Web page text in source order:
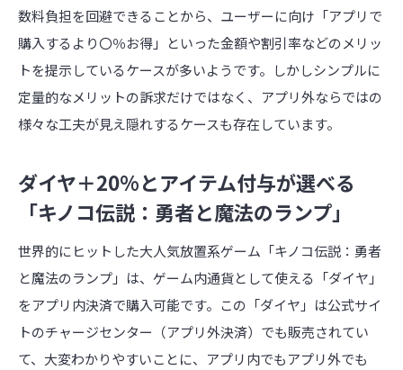
数料負担を回避できることから、ユーザーに向け「アプリで
購入するより〇％お得」といった金額や割引率などのメリッ
トを提示しているケースが多いようです。しかしシンプルに
定量的なメリットの訴求だけではなく、アプリ外ならではの
様々な工夫が見え隠れするケースも存在しています。
ダイヤ＋20%とアイテム付与が選べる
「キノコ伝説：勇者と魔法のランプ」
世界的にヒットした大人気放置系ゲーム「キノコ伝説：勇者
と魔法のランプ」は、ゲーム内通貨として使える「ダイヤ」
をアプリ内決済で購入可能です。この「ダイヤ」は公式サイ
トのチャージセンター（アプリ外決済）でも販売されてい
て、大変わかりやすいことに、アプリ内でもアプリ外でも